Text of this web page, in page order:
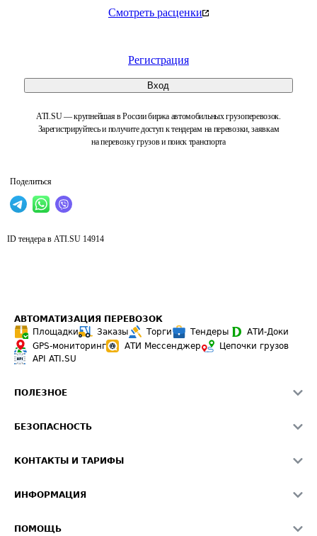
Смотреть расценки
Регистрация
Вход
ATI.SU — крупнейшая в России биржа автомобильных грузоперевозок.
Зарегистрируйтесь и получите доступ к тендерам на перевозки, заявкам
на перевозку грузов и поиск транспорта
Поделиться
ID тендера в ATI.SU 14914
АВТОМАТИЗАЦИЯ ПЕРЕВОЗОК
Площадки
Заказы Торги Тендеры
АТИ-Доки
GPS-мониторинг
АТИ Мессенджер
Цепочки грузов
API ATI.SU
ПОЛЕЗНОЕ
Звезды ATI.SU на вашем сайте
Средние ставки
БЕЗОПАСНОСТЬ
Светофор+
О формировании Паспорта
КОНТАКТЫ И ТАРИФЫ
Реклама на сайте
ИНФОРМАЦИЯ
ПОМОЩЬ